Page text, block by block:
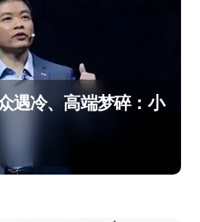
遇冷、高端梦碎：小